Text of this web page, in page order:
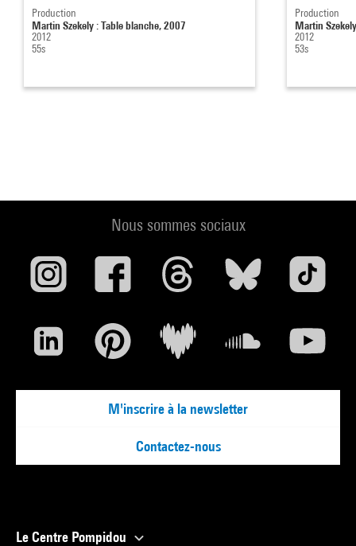
Production
Martin Szekely : Table blanche, 2007
2012
55s
Production
Martin
2012
53s
Nous sommes sociaux
M'inscrire à la newsletter
Contactez-nous
Le Centre Pompidou